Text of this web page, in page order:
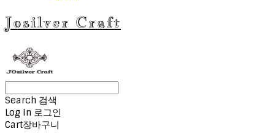
Josilver Craft
Search 검색
Log In 로그인
Cart장바구니